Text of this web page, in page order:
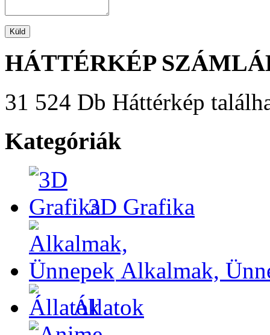
HÁTTÉRKÉP
31 524 Db Háttérkép
Kategóriák
3D Grafika
Alkalmak,
Állatok